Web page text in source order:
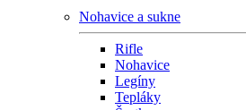
Nohavice a sukne
Rifle
Nohavice
Legíny
Tepláky